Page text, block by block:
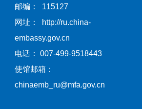
邮编： 115127
网址： http://ru.china-
embassy.gov.cn
电话： 007-499-9518443
使馆邮箱：
chinaemb_ru@mfa.gov.cn